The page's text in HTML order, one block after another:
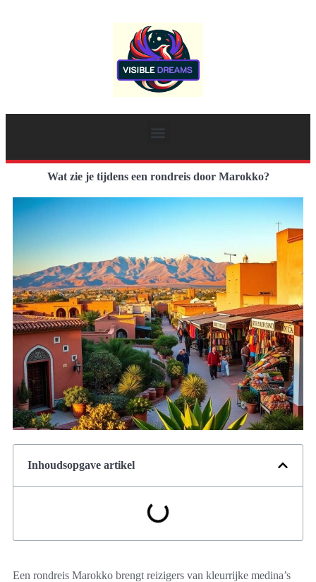
Wat zie je tijdens een rondreis door Marokko?
Inhoudsopgave artikel
Een rondreis Marokko brengt reizigers van kleurrijke medina’s